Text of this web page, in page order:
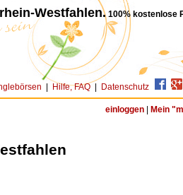
Westfahlen. 100% kostenlose
Hilfe, FAQ Datenschutz
einloggen Mein